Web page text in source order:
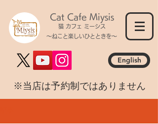
Cat Cafe Miysis
猫 カフェ ミーシス
～ねこと楽しいひとときを～
English
​※当店は予約制ではありません